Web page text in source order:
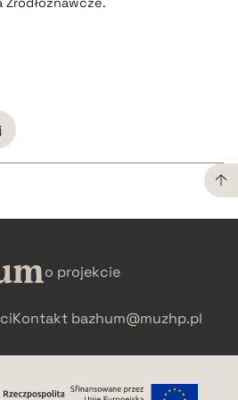
o projekcie
Kontakt bazhum@muzhp.pl